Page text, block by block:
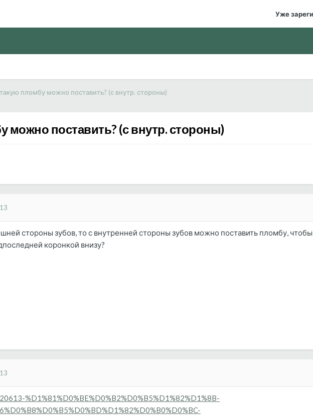
Уже
пломбу можно поставить? (с внутр. стороны)
можно поставить? (с внутр. стороны)
стороны зубов, то с внутренней стороны зубов можно поставить пломбу,
коронкой внизу?
%D1%81%D0%BE%D0%B2%D0%B5%D1%82%D1%8B-